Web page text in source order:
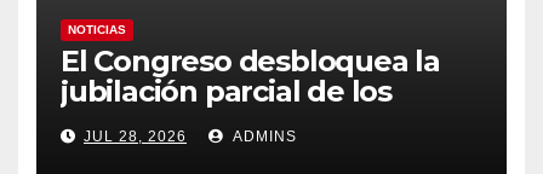
NOTICIAS
El Congreso desbloquea la
jubilación parcial de los
trabajadores laborales del
sector público
JUL 28, 2026 ADMINS